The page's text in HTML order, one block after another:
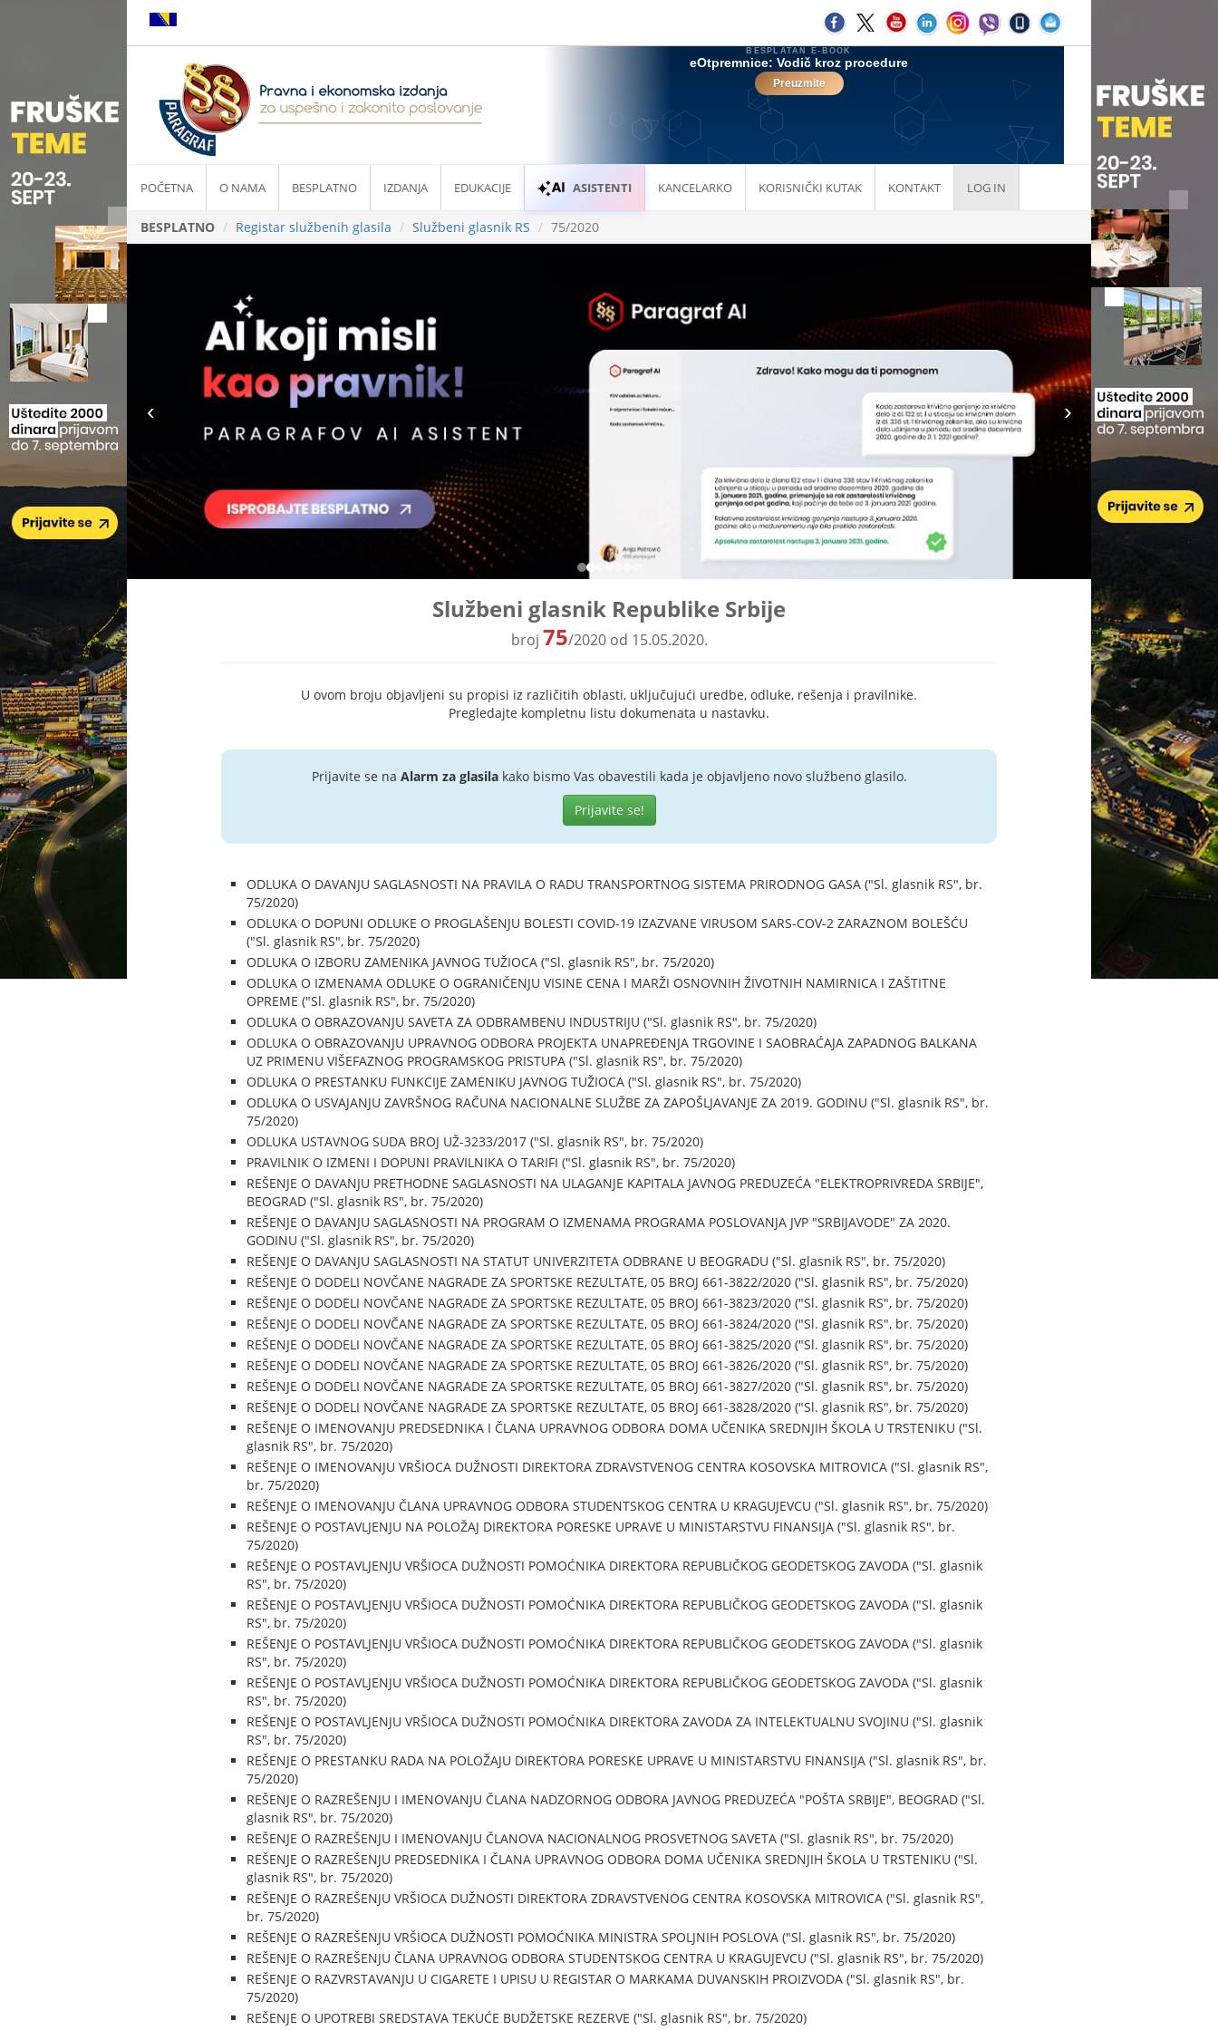
POČETNA O NAMA BESPLATNO IZDANJA EDUKACIJE ASISTENTI KANCELARKO KORISNIČKI KUTAK KONTAKT LOG IN
BESPLATNO Registar službenih glasila Službeni glasnik RS 75/2020
Službeni glasnik Republike Srbije
broj 75/2020 od 15.05.2020.
U ovom broju objavljeni su propisi iz različitih oblasti, uključujući uredbe, odluke, rešenja i pravilnike.
Pregledajte kompletnu listu dokumenata u nastavku.
Prijavite se na Alarm za glasilakako bismo Vas obavestili kada je objavljeno novo službeno glasilo.
Prijavite se!
ODLUKA O DAVANJU SAGLASNOSTI NA PRAVILA O RADU TRANSPORTNOG SISTEMA PRIRODNOG GASA ("Sl. glasnik RS", br.
75/2020)
ODLUKA O DOPUNI ODLUKE O PROGLAŠENJU BOLESTI COVID-19 IZAZVANE VIRUSOM SARS-COV-2 ZARAZNOM BOLEŠĆU
("Sl. glasnik RS", br. 75/2020)
ODLUKA O IZBORU ZAMENIKA JAVNOG TUŽIOCA ("Sl. glasnik RS", br. 75/2020)
ODLUKA O IZMENAMA ODLUKE O OGRANIČENJU VISINE CENA I MARŽI OSNOVNIH ŽIVOTNIH NAMIRNICA I ZAŠTITNE
OPREME ("Sl. glasnik RS", br. 75/2020)
ODLUKA O OBRAZOVANJU SAVETA ZA ODBRAMBENU INDUSTRIJU ("Sl. glasnik RS", br. 75/2020)
ODLUKA O OBRAZOVANJU UPRAVNOG ODBORA PROJEKTA UNAPREĐENJA TRGOVINE I SAOBRAĆAJA ZAPADNOG BALKANA
UZ PRIMENU VIŠEFAZNOG PROGRAMSKOG PRISTUPA ("Sl. glasnik RS", br. 75/2020)
ODLUKA O PRESTANKU FUNKCIJE ZAMENIKU JAVNOG TUŽIOCA ("Sl. glasnik RS", br. 75/2020)
ODLUKA O USVAJANJU ZAVRŠNOG RAČUNA NACIONALNE SLUŽBE ZA ZAPOŠLJAVANJE ZA 2019. GODINU ("Sl. glasnik RS", br.
75/2020)
ODLUKA USTAVNOG SUDA BROJ UŽ-3233/2017 ("Sl. glasnik RS", br. 75/2020)
PRAVILNIK O IZMENI I DOPUNI PRAVILNIKA O TARIFI ("Sl. glasnik RS", br. 75/2020)
REŠENJE O DAVANJU PRETHODNE SAGLASNOSTI NA ULAGANJE KAPITALA JAVNOG PREDUZEĆA "ELEKTROPRIVREDA SRBIJE",
BEOGRAD ("Sl. glasnik RS", br. 75/2020)
REŠENJE O DAVANJU SAGLASNOSTI NA PROGRAM O IZMENAMA PROGRAMA POSLOVANJA JVP "SRBIJAVODE" ZA 2020.
GODINU ("Sl. glasnik RS", br. 75/2020)
REŠENJE O DAVANJU SAGLASNOSTI NA STATUT UNIVERZITETA ODBRANE U BEOGRADU ("Sl. glasnik RS", br. 75/2020)
REŠENJE O DODELI NOVČANE NAGRADE ZA SPORTSKE REZULTATE, 05 BROJ 661-3822/2020 ("Sl. glasnik RS", br. 75/2020)
REŠENJE O DODELI NOVČANE NAGRADE ZA SPORTSKE REZULTATE, 05 BROJ 661-3823/2020 ("Sl. glasnik RS", br. 75/2020)
REŠENJE O DODELI NOVČANE NAGRADE ZA SPORTSKE REZULTATE, 05 BROJ 661-3824/2020 ("Sl. glasnik RS", br. 75/2020)
REŠENJE O DODELI NOVČANE NAGRADE ZA SPORTSKE REZULTATE, 05 BROJ 661-3825/2020 ("Sl. glasnik RS", br. 75/2020)
REŠENJE O DODELI NOVČANE NAGRADE ZA SPORTSKE REZULTATE, 05 BROJ 661-3826/2020 ("Sl. glasnik RS", br. 75/2020)
REŠENJE O DODELI NOVČANE NAGRADE ZA SPORTSKE REZULTATE, 05 BROJ 661-3827/2020 ("Sl. glasnik RS", br. 75/2020)
REŠENJE O DODELI NOVČANE NAGRADE ZA SPORTSKE REZULTATE, 05 BROJ 661-3828/2020 ("Sl. glasnik RS", br. 75/2020)
REŠENJE O IMENOVANJU PREDSEDNIKA I ČLANA UPRAVNOG ODBORA DOMA UČENIKA SREDNJIH ŠKOLA U TRSTENIKU ("Sl.
glasnik RS", br. 75/2020)
REŠENJE O IMENOVANJU VRŠIOCA DUŽNOSTI DIREKTORA ZDRAVSTVENOG CENTRA KOSOVSKA MITROVICA ("Sl. glasnik RS",
br. 75/2020)
REŠENJE O IMENOVANJU ČLANA UPRAVNOG ODBORA STUDENTSKOG CENTRA U KRAGUJEVCU ("Sl. glasnik RS", br. 75/2020)
REŠENJE O POSTAVLJENJU NA POLOŽAJ DIREKTORA PORESKE UPRAVE U MINISTARSTVU FINANSIJA ("Sl. glasnik RS", br.
75/2020)
REŠENJE O POSTAVLJENJU VRŠIOCA DUŽNOSTI POMOĆNIKA DIREKTORA REPUBLIČKOG GEODETSKOG ZAVODA ("Sl. glasnik
RS", br. 75/2020)
REŠENJE O POSTAVLJENJU VRŠIOCA DUŽNOSTI POMOĆNIKA DIREKTORA REPUBLIČKOG GEODETSKOG ZAVODA ("Sl. glasnik
RS", br. 75/2020)
REŠENJE O POSTAVLJENJU VRŠIOCA DUŽNOSTI POMOĆNIKA DIREKTORA REPUBLIČKOG GEODETSKOG ZAVODA ("Sl. glasnik
RS", br. 75/2020)
REŠENJE O POSTAVLJENJU VRŠIOCA DUŽNOSTI POMOĆNIKA DIREKTORA REPUBLIČKOG GEODETSKOG ZAVODA ("Sl. glasnik
RS", br. 75/2020)
REŠENJE O POSTAVLJENJU VRŠIOCA DUŽNOSTI POMOĆNIKA DIREKTORA ZAVODA ZA INTELEKTUALNU SVOJINU ("Sl. glasnik
RS", br. 75/2020)
REŠENJE O PRESTANKU RADA NA POLOŽAJU DIREKTORA PORESKE UPRAVE U MINISTARSTVU FINANSIJA ("Sl. glasnik RS", br.
75/2020)
REŠENJE O RAZREŠENJU I IMENOVANJU ČLANA NADZORNOG ODBORA JAVNOG PREDUZEĆA "POŠTA SRBIJE", BEOGRAD ("Sl.
glasnik RS", br. 75/2020)
REŠENJE O RAZREŠENJU I IMENOVANJU ČLANOVA NACIONALNOG PROSVETNOG SAVETA ("Sl. glasnik RS", br. 75/2020)
REŠENJE O RAZREŠENJU PREDSEDNIKA I ČLANA UPRAVNOG ODBORA DOMA UČENIKA SREDNJIH ŠKOLA U TRSTENIKU ("Sl.
glasnik RS", br. 75/2020)
REŠENJE O RAZREŠENJU VRŠIOCA DUŽNOSTI DIREKTORA ZDRAVSTVENOG CENTRA KOSOVSKA MITROVICA ("Sl. glasnik RS",
br. 75/2020)
REŠENJE O RAZREŠENJU VRŠIOCA DUŽNOSTI POMOĆNIKA MINISTRA SPOLJNIH POSLOVA ("Sl. glasnik RS", br. 75/2020)
REŠENJE O RAZREŠENJU ČLANA UPRAVNOG ODBORA STUDENTSKOG CENTRA U KRAGUJEVCU ("Sl. glasnik RS", br. 75/2020)
REŠENJE O RAZVRSTAVANJU U CIGARETE I UPISU U REGISTAR O MARKAMA DUVANSKIH PROIZVODA ("Sl. glasnik RS", br.
75/2020)
REŠENJE O UPOTREBI SREDSTAVA TEKUĆE BUDŽETSKE REZERVE ("Sl. glasnik RS", br. 75/2020)